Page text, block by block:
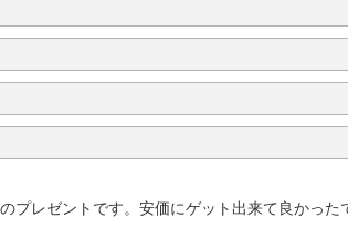
プレゼントです。安価にゲット出来て良かった